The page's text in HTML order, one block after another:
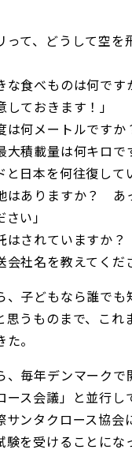
って、どうして空を
な食べものは何で
ておきます！」
は何メートルですか
大積載量は何キロで
と日本を何往復して
はありますか？ あ
い」
はされていますか
社名を教えてくだ
、子どもなら誰でも
思うものまで、これ
。
、毎年デンマークで
ース会議」と並行
サンタクロース協会
験を受けることにな